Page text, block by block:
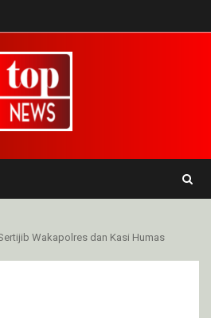
Wakapolres dan Kasi Humas